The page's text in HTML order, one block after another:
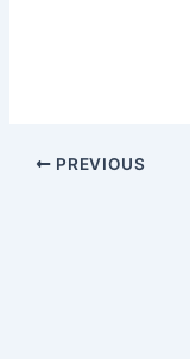
PREVIOUS